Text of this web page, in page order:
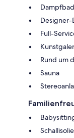
Dampfbad
Full-
Rund um
Sauna